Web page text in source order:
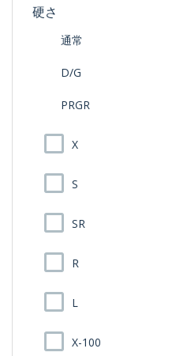
硬さ
通常
D/G
PRGR
X
S
SR
R
L
X-100